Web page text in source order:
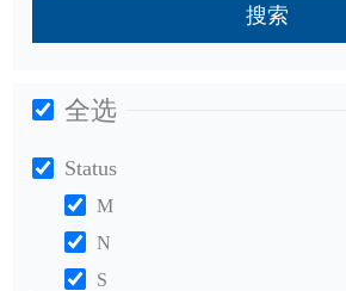
搜索
全选
Status
M
N
S